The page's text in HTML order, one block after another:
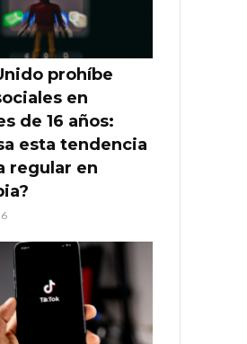
prohíbe
en
de 16 años:
esta tendencia
regular en